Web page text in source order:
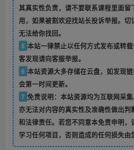
其真实性负责，请不要联系课程里面留
用，如果被割欢迎找站长投诉举报。
无法给你找回。
5 本站一律禁止以任何方式发布或转
客发现请向客服举报。
6 本站资源大多存储在云盘，如发现
会第一时间更新。
7 免责说明：本站资源均为互联网采
亦无法对内容的真实性及准确性做出判
和法律责任。若您不同意本免责申明，
学习任何项目，否则造成的任何损失由